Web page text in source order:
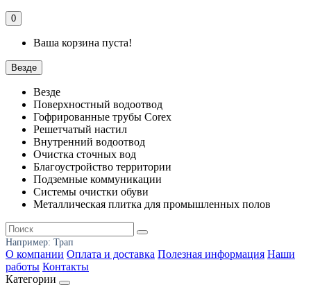
0
Ваша корзина пуста!
Везде
Везде
Поверхностный водоотвод
Гофрированные трубы Corex
Решетчатый настил
Внутренний водоотвод
Очистка сточных вод
Благоустройство территории
Подземные коммуникации
Системы очистки обуви
Металлическая плитка для промышленных полов
Например: Трап
О компании Оплата и доставка Полезная информация Наши
работы Контакты
Категории